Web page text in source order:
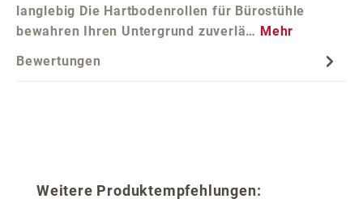
langlebig Die Hartbodenrollen für Bürostühle
bewahren Ihren Untergrund zuverlä… Mehr
Bewertungen
Produktgalerie überspringen
Weitere Produktempfehlungen: